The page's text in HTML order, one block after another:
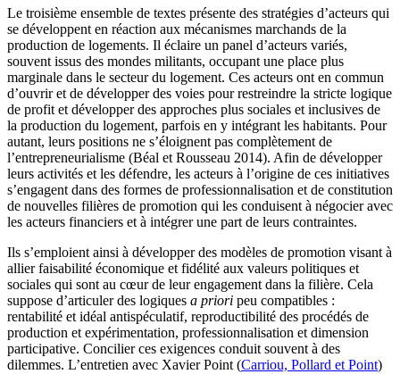
Le troisième ensemble de textes présente des stratégies d’acteurs qui
se développent en réaction aux mécanismes marchands de la
production de logements. Il éclaire un panel d’acteurs variés,
souvent issus des mondes militants, occupant une place plus
marginale dans le secteur du logement. Ces acteurs ont en commun
d’ouvrir et de développer des voies pour restreindre la stricte logique
de profit et développer des approches plus sociales et inclusives de
la production du logement, parfois en y intégrant les habitants. Pour
autant, leurs positions ne s’éloignent pas complètement de
l’entrepreneurialisme (Béal et Rousseau 2014). Afin de développer
leurs activités et les défendre, les acteurs à l’origine de ces initiatives
s’engagent dans des formes de professionnalisation et de constitution
de nouvelles filières de promotion qui les conduisent à négocier avec
les acteurs financiers et à intégrer une part de leurs contraintes.
Ils s’emploient ainsi à développer des modèles de promotion visant à
allier faisabilité économique et fidélité aux valeurs politiques et
sociales qui sont au cœur de leur engagement dans la filière. Cela
suppose d’articuler des logiques a priori peu compatibles :
rentabilité et idéal antispéculatif, reproductibilité des procédés de
production et expérimentation, professionnalisation et dimension
participative. Concilier ces exigences conduit souvent à des
dilemmes. L’entretien avec Xavier Point (Carriou, Pollard et Point)